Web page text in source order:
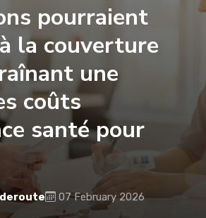
pourraient
la couverture
une
coûts
santé pour
07 February 2026